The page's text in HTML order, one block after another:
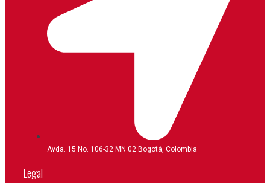
Avda. 15 No. 106-32 MN 02 Bogotá, Colombia
Legal